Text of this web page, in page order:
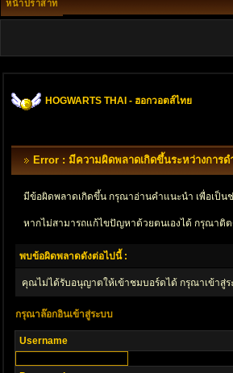
หน้าปราสาท
HOGWARTS THAI - ฮอกวอตส์ไทย
Error : มีความผิดพลาดเกิดขึ้นระหว่างการด
มีข้อผิดพลาดเกิดขึ้น กรุณาอ่านคำแนะนำ เพื่อเป็น
หากไม่สามารถแก้ไขปัญหาด้วยตนเองได้ กรุณาติ
พบข้อผิดพลาดดังต่อไปนี้ :
คุณไม่ได้รับอนุญาตให้เข้าชมบอร์ดได้ กรุณาเข้าสู่
กรุณาล๊อกอินเข้าสู่ระบบ
Username